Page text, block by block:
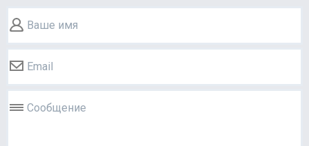
Ваше имя
Email
Сообщение